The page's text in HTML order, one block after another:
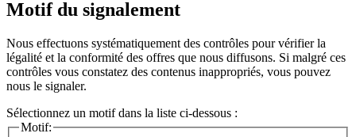
Motif du signalement
Nous effectuons systématiquement des contrôles pour vérifier la
légalité et la conformité des offres que nous diffusons. Si malgré ces
contrôles vous constatez des contenus inappropriés, vous pouvez
nous le signaler.
Sélectionnez un motif dans la liste ci-dessous :
Motif: